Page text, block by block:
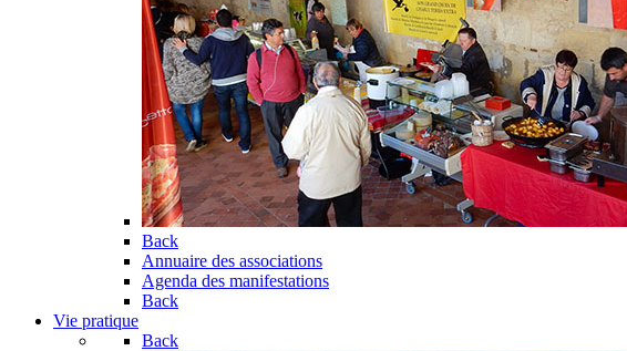
Back
Annuaire des associations
Agenda des manifestations
Back
Vie pratique
Back